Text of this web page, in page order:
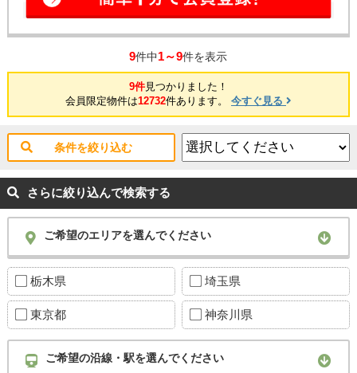
9件中1～9件を表示
9件見つかりました！
会員限定物件は12732件あります。 今すぐ見る
条件を絞り込む
さらに絞り込んで検索する
ご希望のエリアを選んでください
栃木県 埼玉県
東京都 神奈川県
ご希望の沿線・駅を選んでください